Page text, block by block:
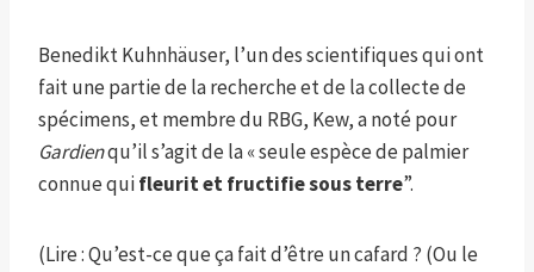
Benedikt Kuhnhäuser, l’un des scientifiques qui ont
fait une partie de la recherche et de la collecte de
spécimens, et membre du RBG, Kew, a noté pour
Gardienqu’il s’agit de la « seule espèce de palmier
connue quifleurit et fructifie sous terre”.
(Lire : Qu’est-ce que ça fait d’être un cafard ? (Ou le